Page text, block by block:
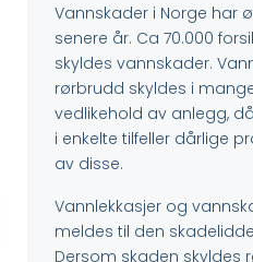
Vannskader i Norge har
senere år. Ca 70.000
skyldes vannskader.
rørbrudd skyldes i
vedlikehold av anlegg,
i enkelte tilfeller dårlige
av disse.
Vannlekkasjer og
meldes til den
Dersom skaden skyldes